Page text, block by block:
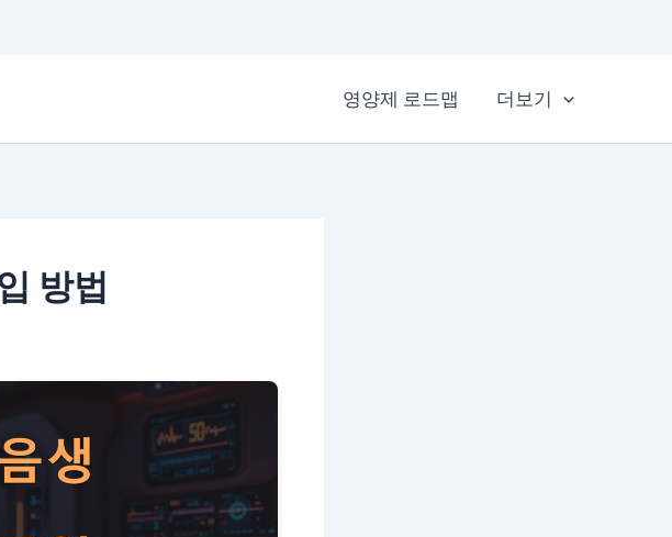
영양제 로드맵 더보기
방법